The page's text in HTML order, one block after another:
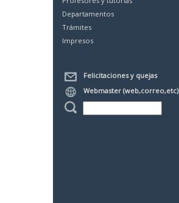
Departamentos
Trámites
Impresos
Felicitaciones y quejas
Webmaster (web,correo,etc)